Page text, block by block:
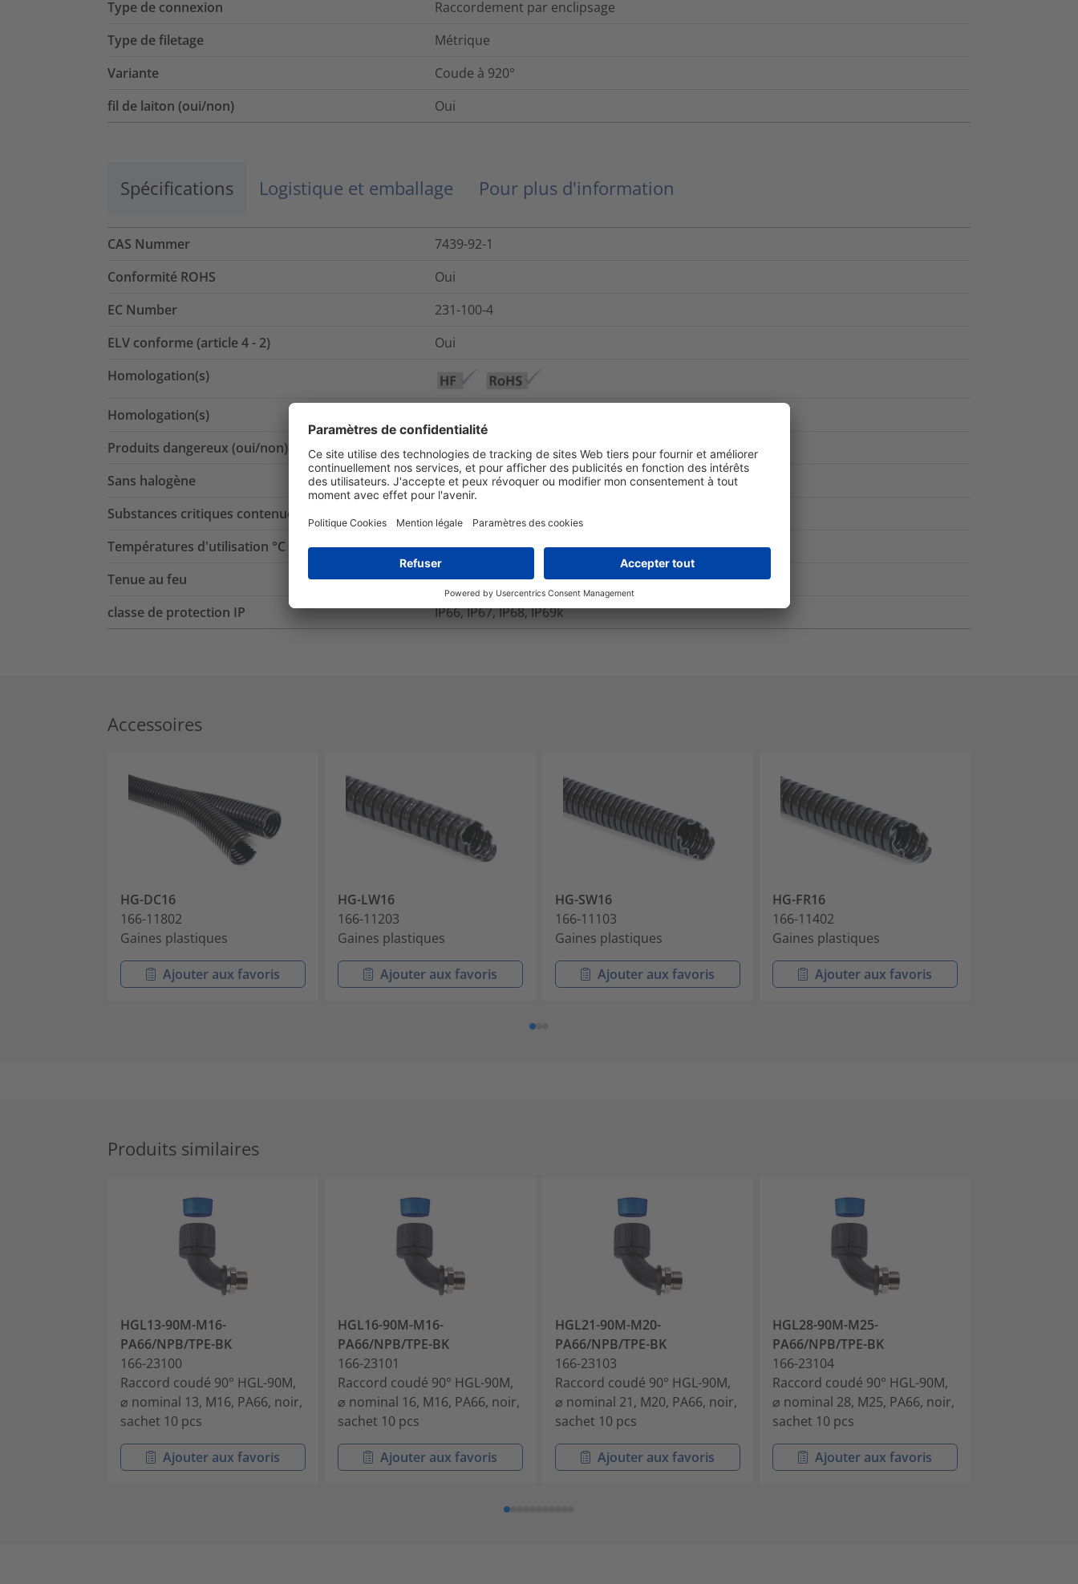
Type de connexion
Raccordement par enclipsage
Type de filetage
Métrique
Variante
Coude à 920°
fil de laiton (oui/non)
Oui
Spécifications Logistique et emballage Pour plus d'information
CAS Nummer
7439-92-1
Conformité ROHS
Oui
EC Number
231-100-4
ELV conforme (article 4 - 2)
Oui
Homologation(s)
Homologation(s)
Produits dangereux (oui/non)
Non
Sans halogène
Oui
Substances critiques contenues
Températures d'utilisation °C
De -50 °C à +135 °C
Tenue au feu
UL94 V2
classe de protection IP
IP66, IP67, IP68, IP69k
Accessoires
HG-DC16
166-11802
Gaines plastiques
Ajouter aux favoris
HG-LW16
166-11203
Gaines plastiques
Ajouter aux favoris
HG-SW16
166-11103
Gaines plastiques
Ajouter aux favoris
HG-FR16
166-11402
Gaines plastiques
Ajouter aux favoris
Produits similaires
HGL13-90M-M16-
PA66/NPB/TPE-BK
166-23100
Raccord coudé 90° HGL-90M,
⌀ nominal 13, M16, PA66, noir,
sachet 10 pcs
Ajouter aux favoris
HGL16-90M-M16-
PA66/NPB/TPE-BK
166-23101
Raccord coudé 90° HGL-90M,
⌀ nominal 16, M16, PA66, noir,
sachet 10 pcs
Ajouter aux favoris
HGL21-90M-M20-
PA66/NPB/TPE-BK
166-23103
Raccord coudé 90° HGL-90M,
⌀ nominal 21, M20, PA66, noir,
sachet 10 pcs
Ajouter aux favoris
HGL28-90M-M25-
PA66/NPB/TPE-BK
166-23104
Raccord coudé 90° HGL-90M,
⌀ nominal 28, M25, PA66, noir,
sachet 10 pcs
Ajouter aux favoris